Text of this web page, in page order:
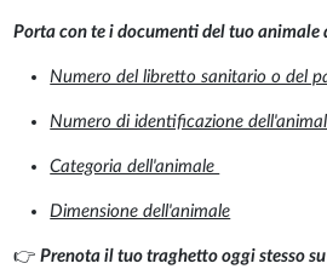
Porta con te i documenti del tuo animale
Numero del libretto sanitario o del
Numero di identificazione
Categoria dell'animale
Dimensione dell'animale
👉Prenota il tuo traghetto oggi stesso